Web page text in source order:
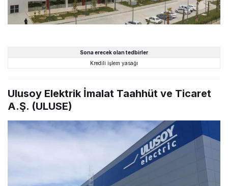
Sona erecek olan tedbirler
Kredili işlem yasağı
Ulusoy Elektrik İmalat Taahhüt ve Ticaret
A.Ş. (ULUSE)